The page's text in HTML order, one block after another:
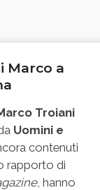
Marco a
Troiani
Uomini e
contenuti
rapporto di
, hanno